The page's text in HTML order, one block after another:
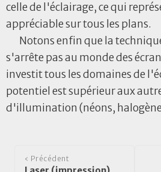
celle de l'éclairage, ce qui
appréciable sur tous les plans.
Notons enfin que la
s'arrête pas au monde des
investit tous les domaines de
potentiel est supérieur aux
d'illumination (néons,
‹ Précédent